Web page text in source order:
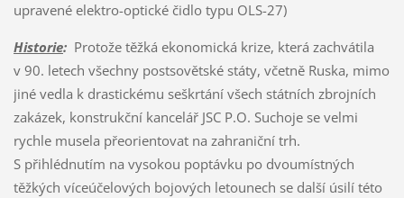
upravené elektro-optické čidlo typu OLS-27)
Historie:Protože těžká ekonomická krize, která zachvátila
v 90. letech všechny postsovětské státy, včetně Ruska, mimo
jiné vedla k drastickému seškrtání všech státních zbrojních
zakázek, konstrukční kancelář JSC P.O. Suchoje se velmi
rychle musela přeorientovat na zahraniční trh.
S přihlédnutím na vysokou poptávku po dvoumístných
těžkých víceúčelových bojových letounech se další úsilí této